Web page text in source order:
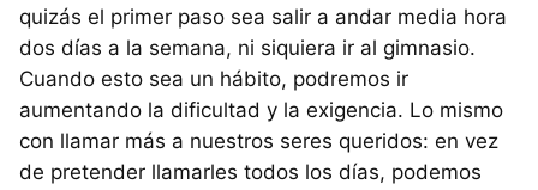
quizás el primer paso sea salir a andar media hora
dos días a la semana, ni siquiera ir al gimnasio.
Cuando esto sea un hábito, podremos ir
aumentando la dificultad y la exigencia. Lo mismo
con llamar más a nuestros seres queridos: en vez
de pretender llamarles todos los días, podemos